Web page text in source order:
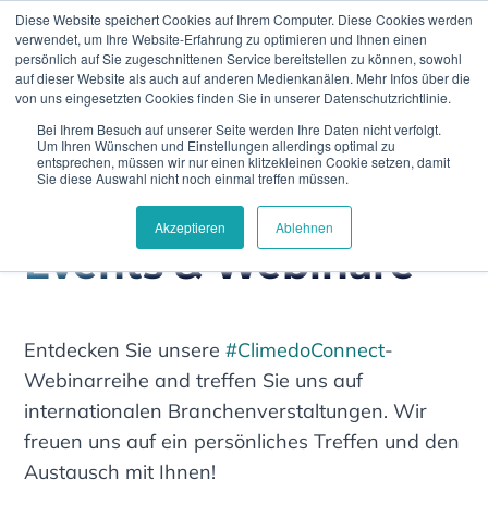
Diese Website speichert Cookies auf Ihrem Computer. Diese Cookies werden
verwendet, um Ihre Website-Erfahrung zu optimieren und Ihnen einen
persönlich auf Sie zugeschnittenen Service bereitstellen zu können, sowohl
auf dieser Website als auch auf anderen Medienkanälen. Mehr Infos über die
von uns eingesetzten Cookies finden Sie in unserer Datenschutzrichtlinie.
Bei Ihrem Besuch auf unserer Seite werden Ihre Daten nicht verfolgt.
Um Ihren Wünschen und Einstellungen allerdings optimal zu
entsprechen, müssen wir nur einen klitzekleinen Cookie setzen, damit
Sie diese Auswahl nicht noch einmal treffen müssen.
Akzeptieren Ablehnen
Home Events
Events & Webinare
Entdecken Sie unsere#ClimedoConnect-
Webinarreihe and treffen Sie uns auf
internationalen Branchenverstaltungen. Wir
freuen uns auf ein persönliches Treffen und den
Austausch mit Ihnen!